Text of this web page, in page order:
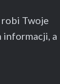
robi Twoje
informacji, a